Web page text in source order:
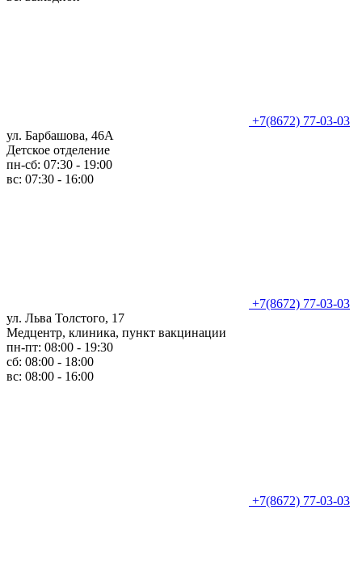
+7(8672) 77-03-03
ул. Барбашова, 46А
Детское отделение
пн-сб: 07:30 - 19:00
вс: 07:30 - 16:00
+7(8672) 77-03-03
ул. Льва Толстого, 17
Медцентр, клиника, пункт вакцинации
пн-пт: 08:00 - 19:30
сб: 08:00 - 18:00
вс: 08:00 - 16:00
+7(8672) 77-03-03